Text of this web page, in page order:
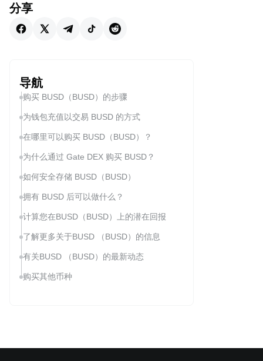
分享
导航
购买 BUSD（BUSD）的步骤
为钱包充值以交易 BUSD 的方式
在哪里可以购买 BUSD（BUSD）？
为什么通过 Gate DEX 购买 BUSD？
如何安全存储 BUSD（BUSD）
拥有 BUSD 后可以做什么？
计算您在BUSD（BUSD）上的潜在回报
了解更多关于BUSD （BUSD）的信息
有关BUSD （BUSD）的最新动态
购买其他币种